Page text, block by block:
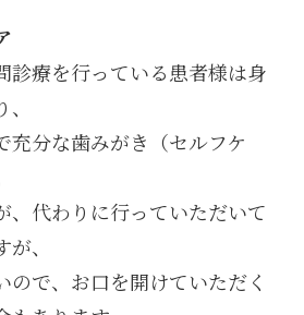
診療を行っている患者様は身
充分な歯みがき（セルフケ
、代わりに行っていただいて
、
ので、お口を開けていただく